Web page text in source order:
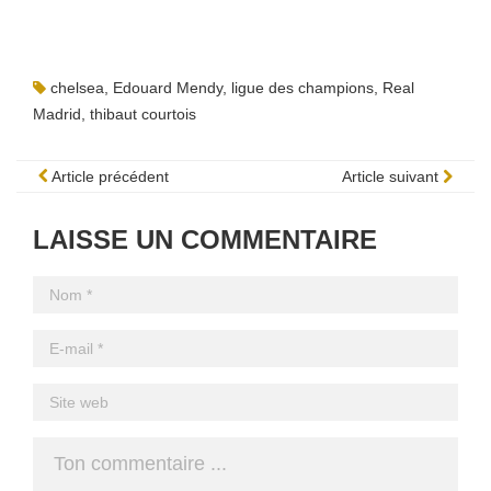
chelsea Edouard Mendy, ligue des champions Real
Madrid thibaut courtois
Article précédent Article suivant
LAISSE UN COMMENTAIRE